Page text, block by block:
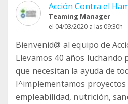
Acción Contra el
Teaming Manager
el 04/03/2020 a las 09:30h
Bienvenid@ al equipo de
Llevamos 40 años luchando
que necesitan la ayuda de
I^implementamos
empleabilidad, nutrición,